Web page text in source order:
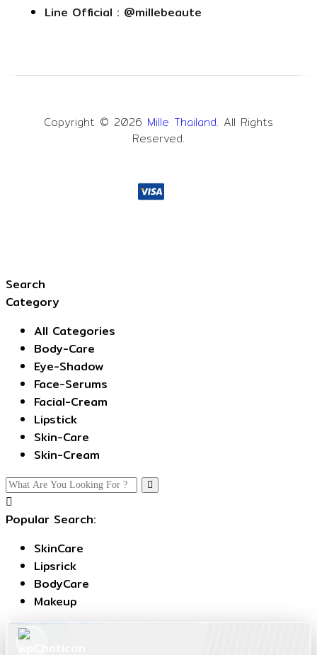
Line Official : @millebeaute
Copyright © 2026 Mille Thailand. All Rights
Reserved.
Search
Category
All Categories
Body-Care
Eye-Shadow
Face-Serums
Facial-Cream
Lipstick
Skin-Care
Skin-Cream
Popular Search:
SkinCare
Lipsrick
BodyCare
Makeup